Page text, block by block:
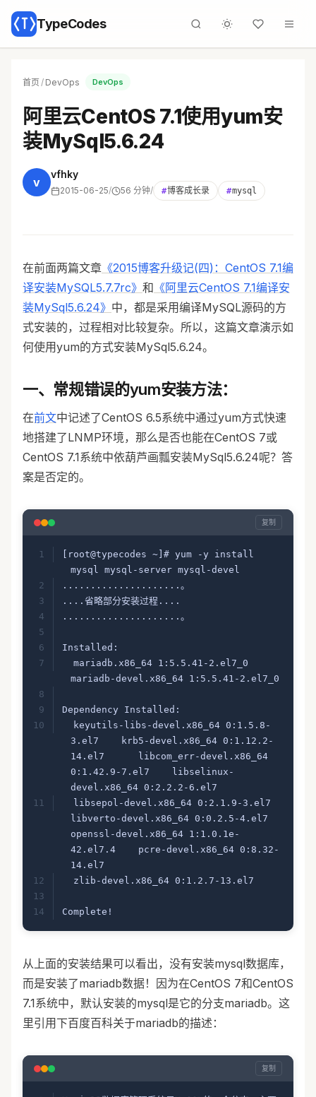
TypeCodes
首页 / DevOps DevOps
阿里云CentOS 7.1使用yum安
装MySql5.6.24
v
vfhky
2015-06-25/ 56 分钟/ #博客成长录 #mysql
在前面两篇文章 《2015博客升级记(四)：CentOS 7.1编
译安装MySQL5.7.7rc》 和 《阿里云CentOS 7.1编译安
装MySql5.6.24》 中，都是采用编译MySQL源码的方
式安装的，过程相对比较复杂。所以，这篇文章演示如
何使用yum的方式安装MySql5.6.24。
一、常规错误的yum安装方法：
在前文中记述了CentOS 6.5系统中通过yum方式快速
地搭建了LNMP环境，那么是否也能在CentOS 7或
CentOS 7.1系统中依葫芦画瓢安装MySql5.6.24呢？答
案是否定的。
复制
[root@typecodes ~]# yum -y install
mysql mysql-server mysql-devel
.....................。
....省略部分安装过程....
.....................。
Installed:
  mariadb.x86_64 1:5.5.41-2.el7_0
Dependency Installed:
  keyutils-libs-devel.x86_64 0:1.5.8-
3.el7    krb5-devel.x86_64 0:1.12.2-
14.el7      libcom_err-devel.x86_64
0:1.42.9-7.el7    libselinux-
devel.x86_64 0:2.2.2-6.el7
  libsepol-devel.x86_64 0:2.1.9-3.el7
libverto-devel.x86_64 0:0.2.5-4.el7
openssl-devel.x86_64 1:1.0.1e-
42.el7.4    pcre-devel.x86_64 0:8.32-
14.el7
Complete!
从上面的安装结果可以看出，没有安装mysql数据库，
而是安装了mariadb数据！因为在CentOS 7和CentOS
7.1系统中，默认安装的mysql是它的分支mariadb。这
里引用下百度百科关于mariadb的描述：
复制